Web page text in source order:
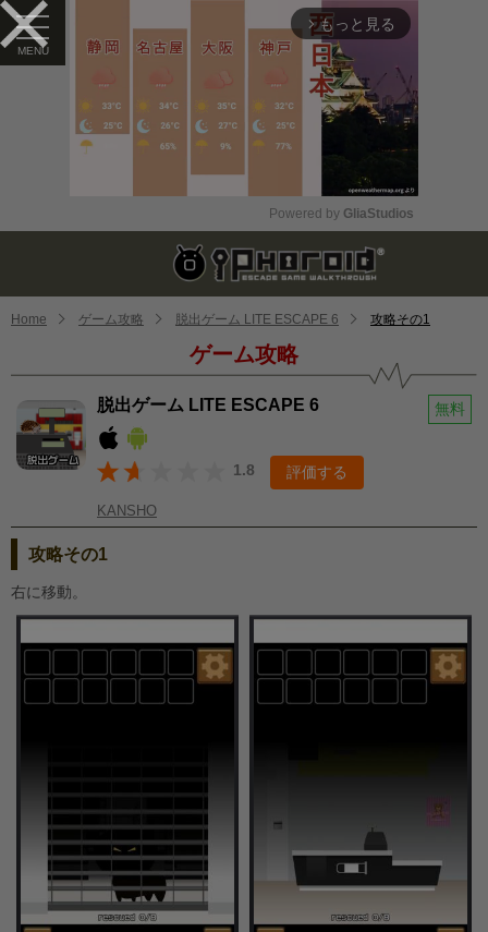
arrow_forward_ios もっと見る
Mute
Powered by GliaStudios
Home ゲーム攻略 脱出ゲーム LITE ESCAPE 6 攻略その1
ゲーム攻略
脱出ゲーム LITE ESCAPE 6 無料
1.8 評価する
KANSHO
攻略その1
右に移動。